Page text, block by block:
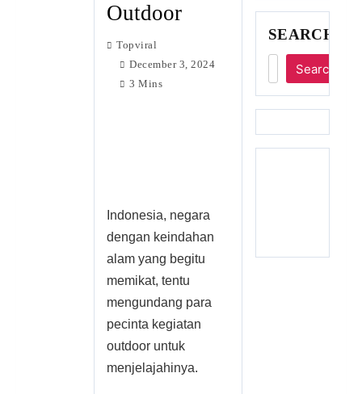
Outdoor
Topviral
December 3, 2024
3 Mins
Indonesia, negara
dengan keindahan
alam yang begitu
memikat, tentu
mengundang para
pecinta kegiatan
outdoor untuk
menjelajahinya.
SEARCH
Search